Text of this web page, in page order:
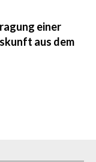
einer
aus dem